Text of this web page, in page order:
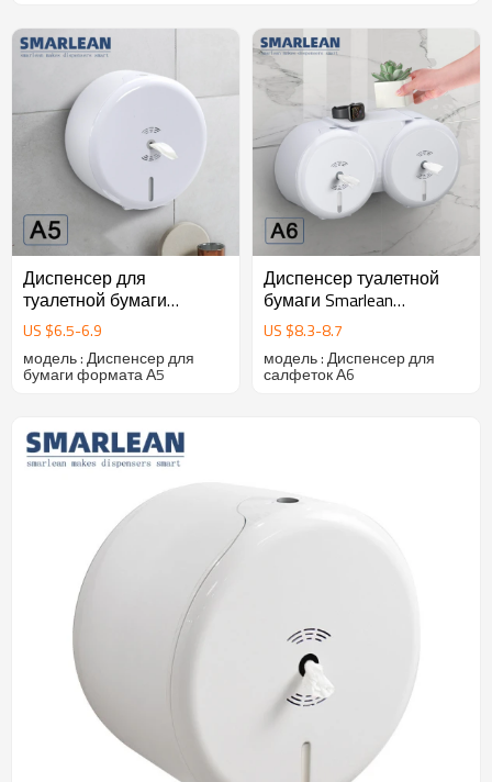
Диспенсер для
туалетной бумаги
Smarlean Commercial A5 с
центральным
выдвижным фиксатором
и бумажными
US $6.5-6.9
модель : Диспенсер для
бумаги формата А5
Диспенсер туалетной
бумаги Smarlean
Commercial A6 Double
Jumbo Roll
US $8.3-8.7
модель : Диспенсер для
салфеток А6